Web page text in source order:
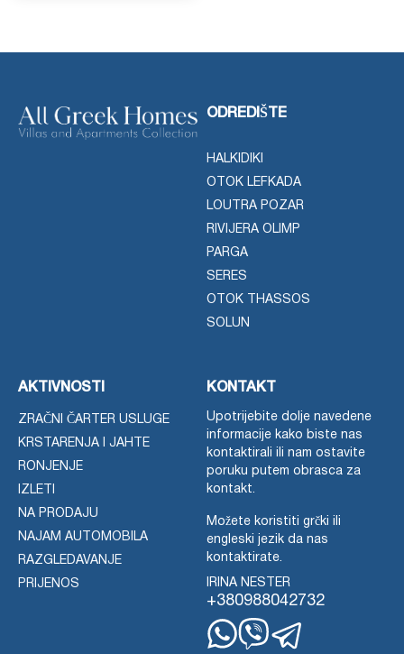
ODREDIŠTE
HALKIDIKI
OTOK LEFKADA
LOUTRA POZAR
RIVIJERA OLIMP
PARGA
SERES
OTOK THASSOS
SOLUN
AKTIVNOSTI
ZRAČNI ČARTER USLUGE
KRSTARENJA I JAHTE
RONJENJE
IZLETI
NA PRODAJU
NAJAM AUTOMOBILA
RAZGLEDAVANJE
PRIJENOS
KONTAKT
Upotrijebite dolje navedene
informacije kako biste nas
kontaktirali ili nam ostavite
poruku putem obrasca za
kontakt.
Možete koristiti grčki ili
engleski jezik da nas
kontaktirate.
IRINA NESTER
+380988042732